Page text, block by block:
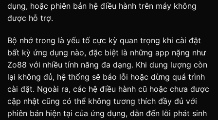
dụng, hoặc phiên bản hệ điều hành trên máy không
được hỗ trợ.
Bộ nhớ trong là yếu tố cực kỳ quan trọng khi cài đặt
bất kỳ ứng dụng nào, đặc biệt là những app nặng như
Zo88 với nhiều tính năng đa dạng. Khi dung lượng còn
lại không đủ, hệ thống sẽ báo lỗi hoặc dừng quá trình
cài đặt. Ngoài ra, các hệ điều hành cũ hoặc chưa được
cập nhật cũng có thể không tương thích đầy đủ với
phiên bản hiện tại của ứng dụng, dẫn đến lỗi phát sinh